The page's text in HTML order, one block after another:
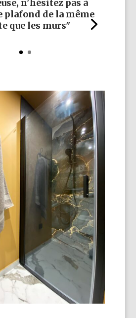
n'hésitez pas à
plafond de la même
que les murs"